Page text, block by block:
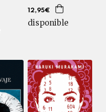
12,95€
disponible